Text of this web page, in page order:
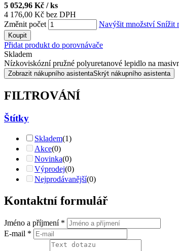
5 052,96 Kč / ks
4 176,00 Kč bez DPH
Změnit počet
Navýšit množství Snížit
Koupit
Přidat produkt do porovnávače
Skladem
Nízkoviskózní pružné polyuretanové lepidlo na
Zobrazit nákupního asistentaSkrýt nákupního asistenta
FILTROVÁNÍ
Štítky
Skladem(1)
Akce(0)
Novinka(0)
Výprodej(0)
Nejprodávanější(0)
Kontaktní formulář
Jméno a příjmení *
E-mail *